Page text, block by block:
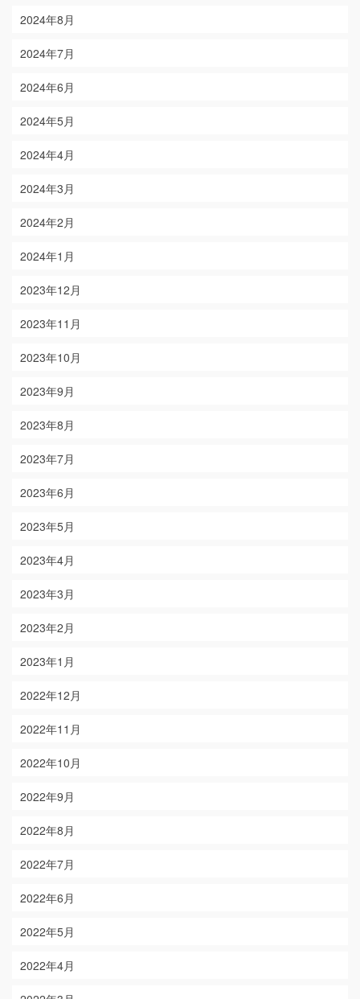
2024年8月
2024年7月
2024年6月
2024年5月
2024年4月
2024年3月
2024年2月
2024年1月
2023年12月
2023年11月
2023年10月
2023年9月
2023年8月
2023年7月
2023年6月
2023年5月
2023年4月
2023年3月
2023年2月
2023年1月
2022年12月
2022年11月
2022年10月
2022年9月
2022年8月
2022年7月
2022年6月
2022年5月
2022年4月